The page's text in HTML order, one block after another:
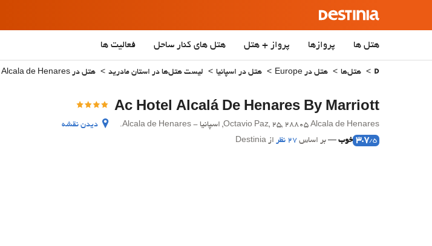
هتل ها پروازها پرواز + هتل هتل‌ های کنار ساحل فعالیت ها
هتل‌ها هتل در Europe هتل در اسپانیا لیست هتل‌ها در استان مادرید هتل در Alcala de Henares
Ac Hotel Alcalá De Henares By Marriott
Octavio Paz, 25, 28805 Alcala de Henares, اسپانیا - Alcala de Henares. دیدن نقشه
3.7/5 خوب بر اساس 27 نظر از Destinia